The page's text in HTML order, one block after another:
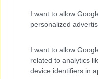
I want to allow
personalized
I want to allow
related to analytics
device identifiers in
tepore.... quindi valuta